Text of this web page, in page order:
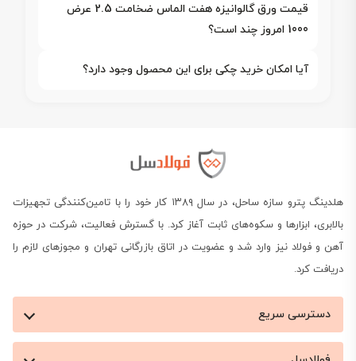
قیمت ورق گالوانیزه هفت الماس ضخامت 2.5 عرض
1000 امروز چند است؟
آیا امکان خرید چکی برای این محصول وجود دارد؟
هلدینگ پترو سازه ساحل، در سال ۱۳۸۹ کار خود را با تامین‌کنندگی تجهیزات
بالابری، ابزارها و سکوه‌های ثابت آغاز کرد. با گسترش فعالیت، شرکت در حوزه
آهن و فولاد نیز وارد شد و عضویت در اتاق بازرگانی تهران و مجوزهای لازم را
دریافت کرد.
دسترسی سریع